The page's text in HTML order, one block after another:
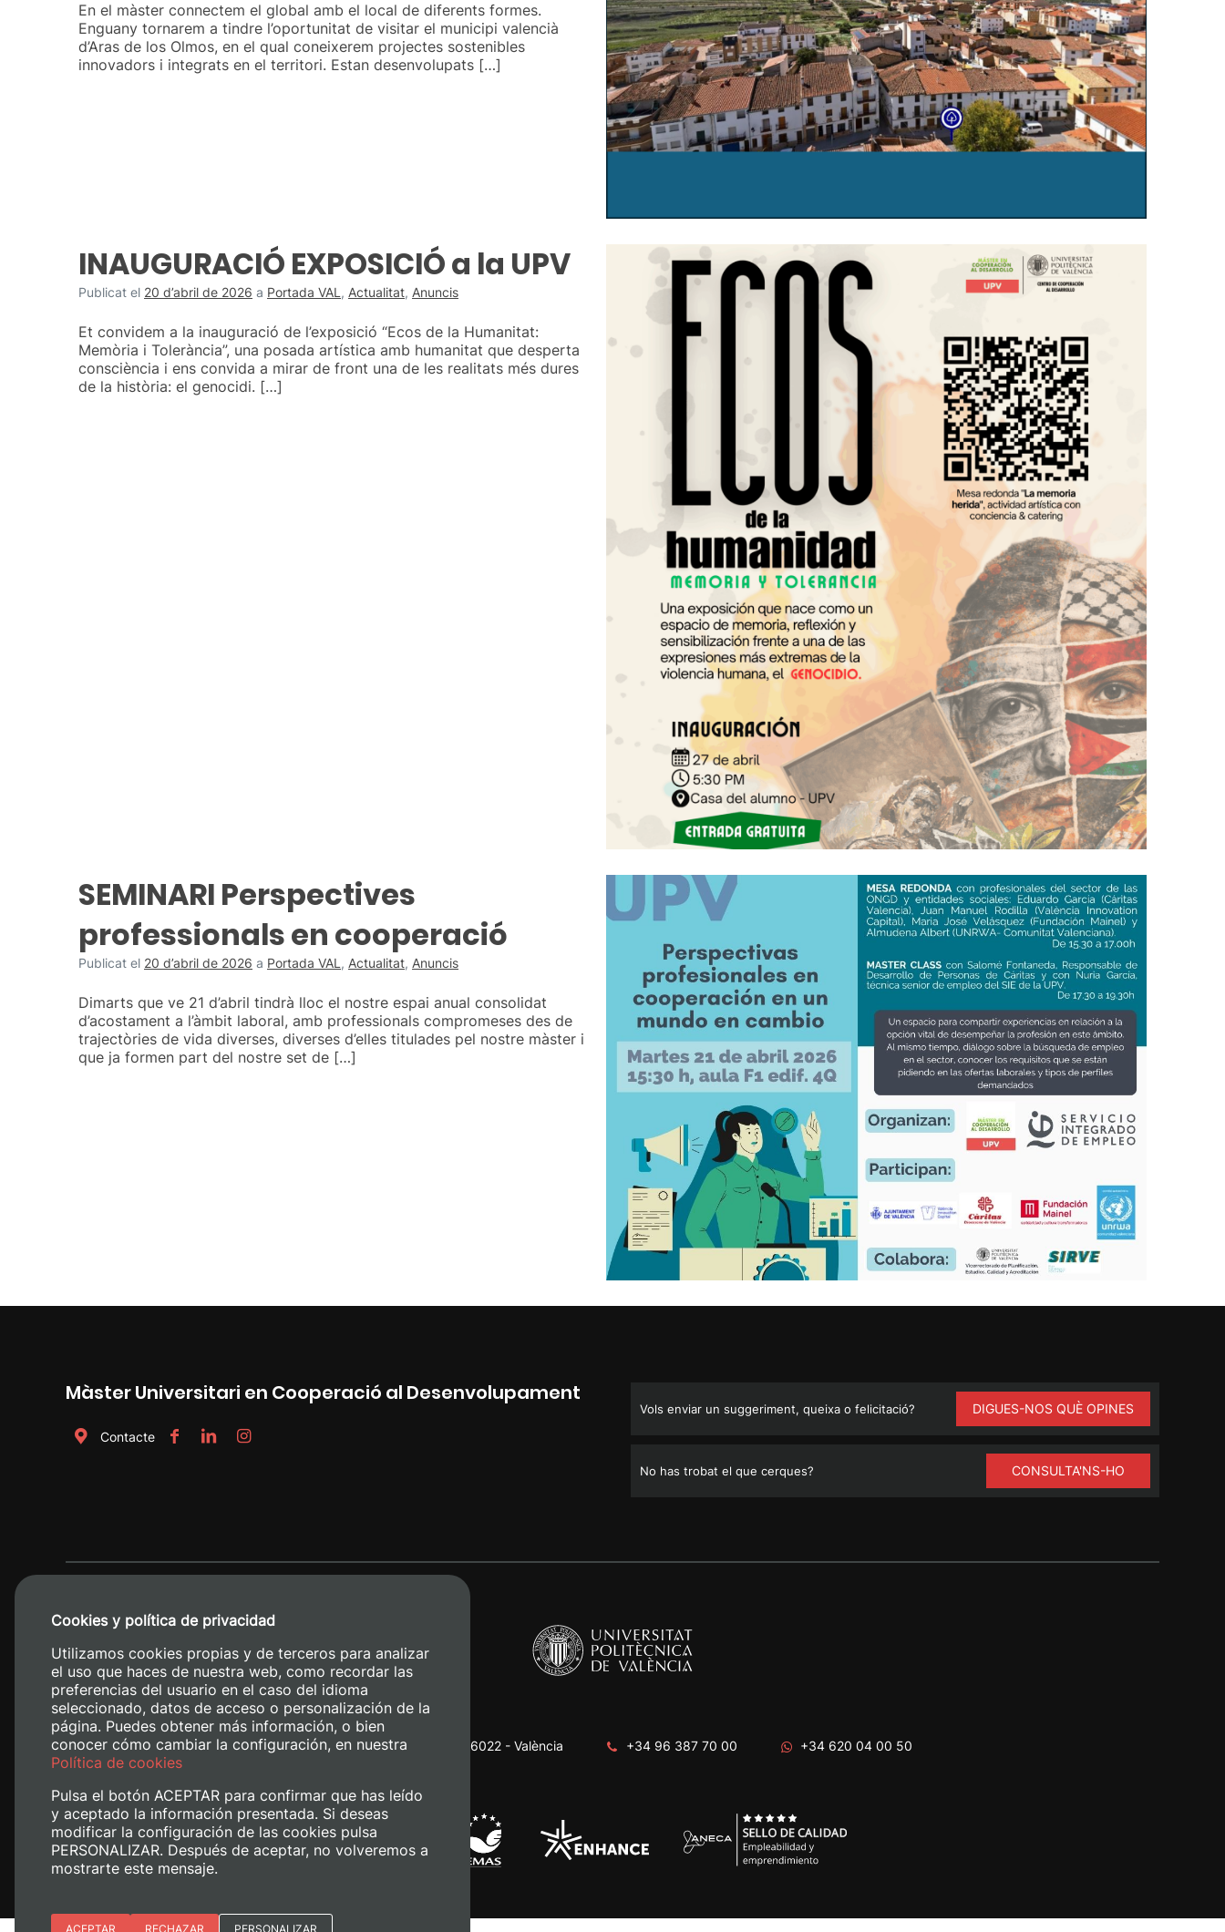
En el màster connectem el global amb el local de diferents formes.
Enguany tornarem a tindre l’oportunitat de visitar el municipi valencià
d’Aras de los Olmos, en el qual coneixerem projectes sostenibles
innovadors i integrats en el territori. Estan desenvolupats […]
INAUGURACIÓ EXPOSICIÓ a la UPV
Publicat el 20 d’abril de 2026 a Portada VAL , Actualitat, Anuncis
Et convidem a la inauguració de l’exposició “Ecos de la Humanitat:
Memòria i Tolerància”, una posada artística amb humanitat que desperta
consciència i ens convida a mirar de front una de les realitats més dures
de la història: el genocidi. […]
SEMINARI Perspectives
professionals en cooperació
Publicat el 20 d’abril de 2026 a Portada VAL, Actualitat, Anuncis
Dimarts que ve 21 d’abril tindrà lloc el nostre espai anual consolidat
d’acostament a l’àmbit laboral, amb professionals compromeses des de
trajectòries de vida diverses, diverses d’elles titulades pel nostre màster i
que ja formen part del nostre set de […]
Màster Universitari en Cooperació al Desenvolupament
Contacte
Vols enviar un suggeriment, queixa o felicitació? DIGUES-NOS QUÈ OPINES
No has trobat el que cerques? CONSULTA'NS-HO
Camino de Vera, s/n. 46022 - València +34 96 387 70 00 +34 620 04 00 50
Cookies y política de privacidad
Utilizamos cookies propias y de terceros para analizar
el uso que haces de nuestra web, como recordar las
preferencias del usuario en el caso del idioma
seleccionado, datos de acceso o personalización de la
página. Puedes obtener más información, o bien
conocer cómo cambiar la configuración, en nuestra
Política de cookies
Pulsa el botón ACEPTAR para confirmar que has leído
y aceptado la información presentada. Si deseas
modificar la configuración de las cookies pulsa
PERSONALIZAR. Después de aceptar, no volveremos a
mostrarte este mensaje.
Esenciales
ACEPTAR RECHAZAR PERSONALIZAR